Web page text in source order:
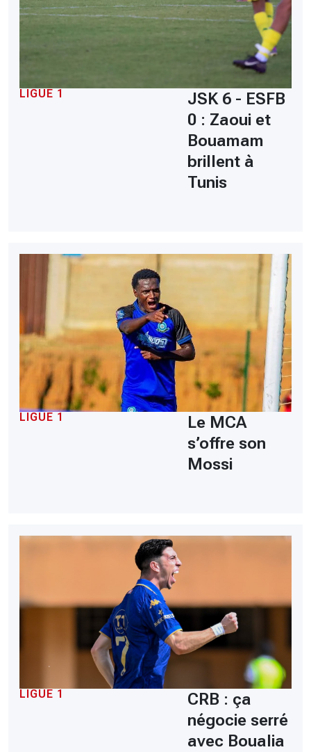
LIGUE 1
JSK 6 - ESFB
0 : Zaoui et
Bouamam
brillent à
Tunis
LIGUE 1
Le MCA
s’offre son
Mossi
LIGUE 1
CRB : ça
négocie serré
avec Boualia